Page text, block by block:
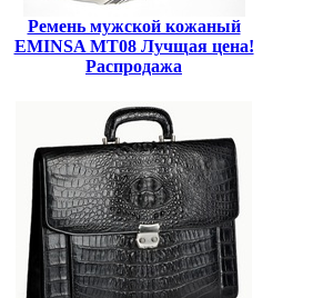
Ремень мужской кожаный
EMINSA MT08 Лучщая цена!
Распродажа